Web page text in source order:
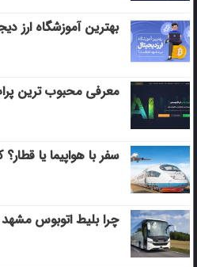
بهترین آموزشگاه ارز
معرفی محبوب ترین پراپ
سفر با هواپیما یا
چرا بلیط اتوبوس